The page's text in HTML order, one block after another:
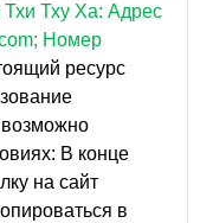
Тху Ха: Адрес
Номер
ресурс
В конце
на сайт
в